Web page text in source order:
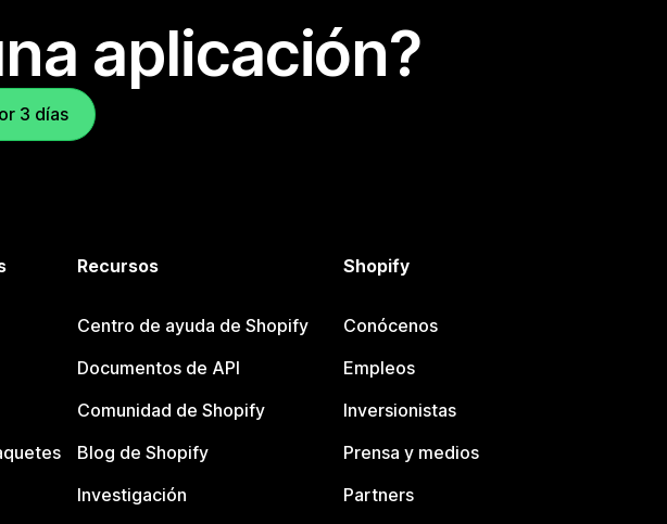
aplicación?
3 días
Recursos
Centro de ayuda de Shopify
Documentos de API
Comunidad de Shopify
Blog de Shopify
Investigación
Shopify
Conócenos
Empleos
Inversionistas
Prensa y medios
Partners